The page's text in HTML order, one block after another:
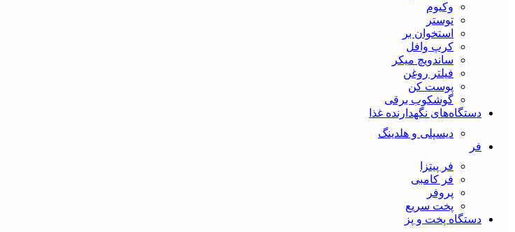
وکیوم
توستر
استخوان بر
کرپ وافل
ساندویچ میکر
فیلتر روغن
پوست کن
گوشکوب برقی
دستگاه‌های نگهدارنده غذا
دیسپلی و هلدینگ
فر
فر پیتزا
فر کامبی
پروفر
پخت سریع
دستگاه‌ پخت و پز